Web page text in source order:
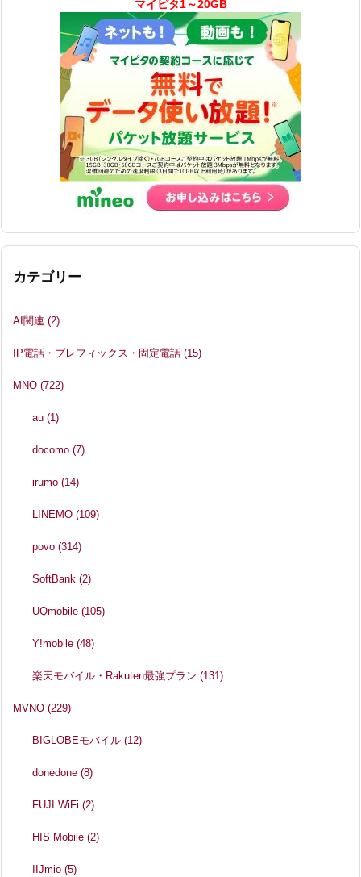
マイピタ1～20GB
カテゴリー
AI関連 (2)
IP電話・プレフィックス・固定電話 (15)
MNO (722)
au(1)
docomo(7)
irumo(14)
LINEMO(109)
povo(314)
SoftBank(2)
UQmobile(105)
Y!mobile(48)
楽天モバイル・Rakuten最強プラン(131)
MVNO (229)
BIGLOBEモバイル(12)
donedone(8)
FUJI WiFi(2)
HIS Mobile(2)
IIJmio(5)